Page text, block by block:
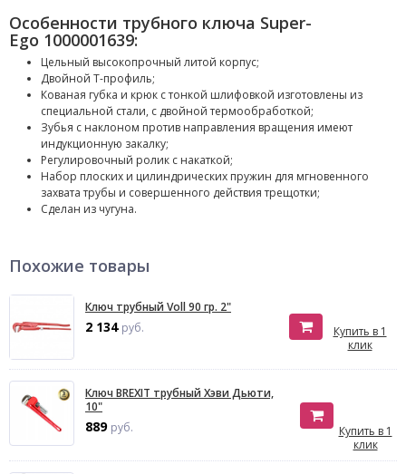
Особенности трубного ключа Super-
Ego 1000001639:
Цельный высокопрочный литой корпус;
Двойной Т-профиль;
Кованая губка и крюк с тонкой шлифовкой изготовлены из
специальной стали, с двойной термообработкой;
Зубья с наклоном против направления вращения имеют
индукционную закалку;
Регулировочный ролик с накаткой;
Набор плоских и цилиндрических пружин для мгновенного
захвата трубы и совершенного действия трещотки;
Сделан из чугуна.
Похожие товары
Ключ трубный Voll 90 гр. 2"
2 134 руб.
Купить в 1
клик
Ключ BREXIT трубный Хэви Дьюти,
10"
889 руб.
Купить в 1
клик